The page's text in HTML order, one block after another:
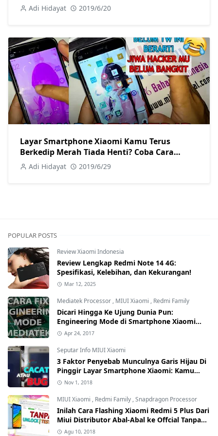
Adi Hidayat 2019/6/20
Layar Smartphone Xiaomi Kamu Terus
Berkedip Merah Tiada Henti? Coba Cara
Memperbaiki Berikut! Tanpa Root Sama
Adi Hidayat 2019/6/29
POPULAR POSTS
Review Xiaomi Indonesia
Review Lengkap Redmi Note 14 4G:
Spesifikasi, Kelebihan, dan Kekurangan!
Mar 12, 2025
Mediatek Processor , MIUI Xiaomi , Redmi Family
Dicari Hingga Ke Ujung Dunia Pun:
Engineering Mode di Smartphone Xiaomi
Kamu Hilang? Ini Tutorial Cara
Apr 24, 2017
Seputar Info MIUI Xiaomi
3 Faktor Penyebab Munculnya Garis Hijau Di
Pinggir Layar Smartphone Xiaomi: Kamu
yang Mana?
Nov 1, 2018
MIUI Xiaomi , Redmi Family ,Snapdragon Processor
Inilah Cara Flashing Xiaomi Redmi 5 Plus Dari
Miui Distributor Abal-Abal ke Offcial Tanpa
Test Point dan Tanpa Unlock Bootloader
Agu 10, 2018